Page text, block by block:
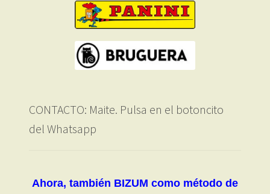
CONTACTO: Maite. Pulsa en el botoncito
del Whatsapp
Ahora, también BIZUM como método de